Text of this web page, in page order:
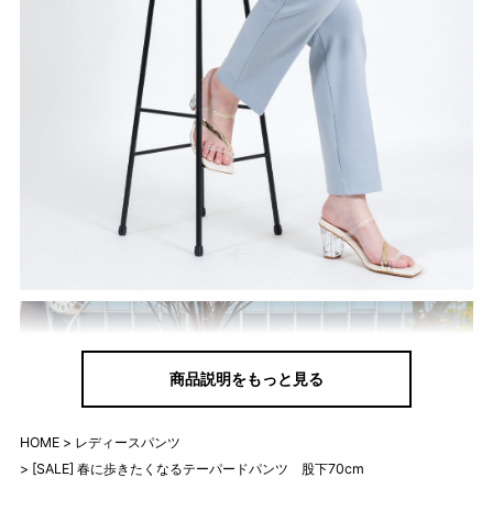
商品説明をもっと見る
HOME
レディースパンツ
[SALE] 春に歩きたくなるテーパードパンツ 股下70cm